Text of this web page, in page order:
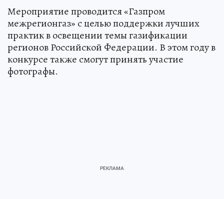
Мероприятие проводится «Газпром
межрегионгаз» с целью поддержки лучших
практик в освещении темы газификации
регионов Российской Федерации. В этом году в
конкурсе также смогут принять участие
фотографы.